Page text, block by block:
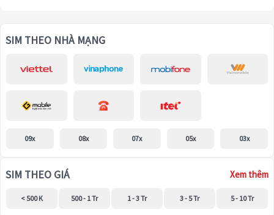
SIM THEO NHÀ MẠNG
09x 08x 07x 05x 03x
SIM THEO GIÁ Xem thêm
< 500 K 500 - 1 Tr 1 - 3 Tr 3 - 5 Tr 5 - 10 Tr